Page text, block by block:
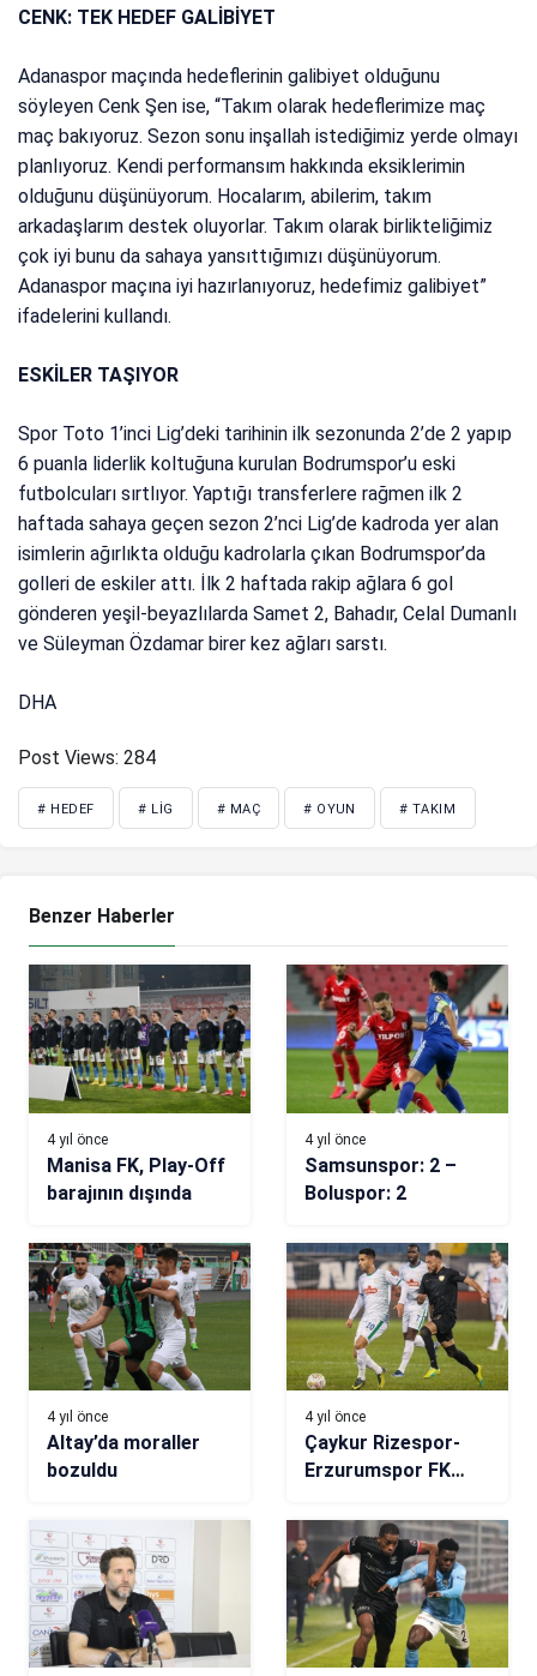
CENK: TEK HEDEF GALİBİYET
Adanaspor maçında hedeflerinin galibiyet olduğunu
söyleyen Cenk Şen ise, “Takım olarak hedeflerimize maç
maç bakıyoruz. Sezon sonu inşallah istediğimiz yerde olmayı
planlıyoruz. Kendi performansım hakkında eksiklerimin
olduğunu düşünüyorum. Hocalarım, abilerim, takım
arkadaşlarım destek oluyorlar. Takım olarak birlikteliğimiz
çok iyi bunu da sahaya yansıttığımızı düşünüyorum.
Adanaspor maçına iyi hazırlanıyoruz, hedefimiz galibiyet”
ifadelerini kullandı.
ESKİLER TAŞIYOR
Spor Toto 1’inci Lig’deki tarihinin ilk sezonunda 2’de 2 yapıp
6 puanla liderlik koltuğuna kurulan Bodrumspor’u eski
futbolcuları sırtlıyor. Yaptığı transferlere rağmen ilk 2
haftada sahaya geçen sezon 2’nci Lig’de kadroda yer alan
isimlerin ağırlıkta olduğu kadrolarla çıkan Bodrumspor’da
golleri de eskiler attı. İlk 2 haftada rakip ağlara 6 gol
gönderen yeşil-beyazlılarda Samet 2, Bahadır, Celal Dumanlı
ve Süleyman Özdamar birer kez ağları sarstı.
DHA
Post Views: 284
# HEDEF # LIG # MAÇ # OYUN # TAKIM
Benzer Haberler
4 yıl önce
Manisa FK, Play-Off
barajının dışında
4 yıl önce
Samsunspor: 2 –
Boluspor: 2
4 yıl önce
Altay’da moraller
bozuldu
4 yıl önce
Çaykur Rizespor-
Erzurumspor FK